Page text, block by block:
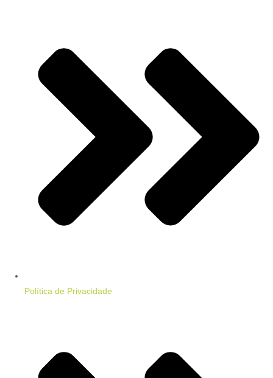
Política de Privacidade